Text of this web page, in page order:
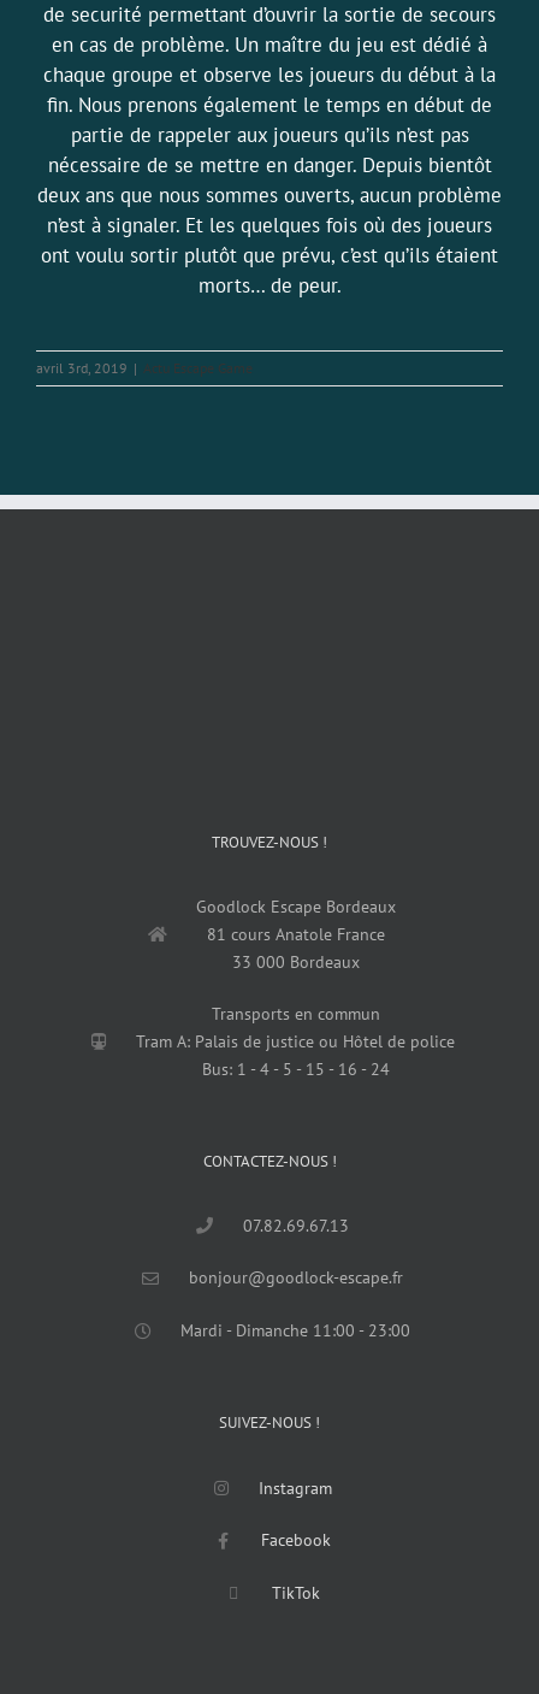
de securité permettant d’ouvrir la sortie de secours
en cas de problème. Un maître du jeu est dédié à
chaque groupe et observe les joueurs du début à la
fin. Nous prenons également le temps en début de
partie de rappeler aux joueurs qu’ils n’est pas
nécessaire de se mettre en danger. Depuis bientôt
deux ans que nous sommes ouverts, aucun problème
n’est à signaler. Et les quelques fois où des joueurs
ont voulu sortir plutôt que prévu, c’est qu’ils étaient
morts… de peur.
avril 3rd, 2019 | Actu Escape Game
TROUVEZ-NOUS !
Goodlock Escape Bordeaux
81 cours Anatole France
33 000 Bordeaux
Transports en commun
Tram A: Palais de justice ou Hôtel de police
Bus: 1 - 4 - 5 - 15 - 16 - 24
CONTACTEZ-NOUS !
07.82.69.67.13
bonjour@goodlock-escape.fr
Mardi - Dimanche 11:00 - 23:00
SUIVEZ-NOUS !
Instagram
Facebook
TikTok